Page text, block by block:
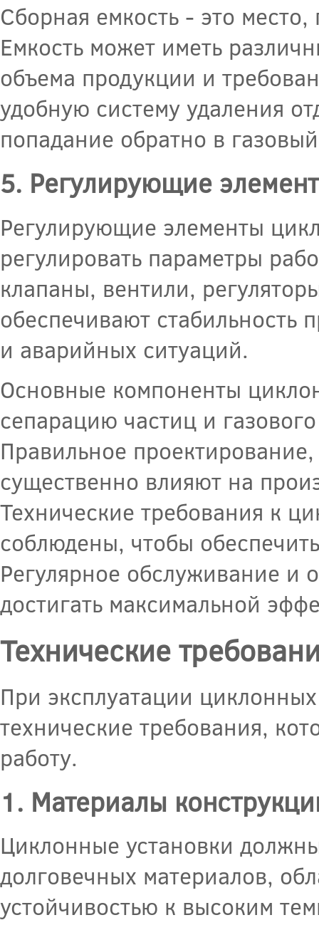
Сборная емкость - это
Емкость может иметь
объема продукции и
удобную систему удаления
попадание обратно в
5. Регулирующие
Регулирующие элементы
регулировать параметры
клапаны, вентили,
обеспечивают стабильность
и аварийных ситуаций.
Основные компоненты
сепарацию частиц и
Правильное
существенно влияют на
Технические требования к
соблюдены, чтобы
Регулярное обслуживание и
достигать максимальной
Технические
При эксплуатации
технические требования,
работу.
1. Материалы
Циклонные установки
долговечных материалов,
устойчивостью к высоким